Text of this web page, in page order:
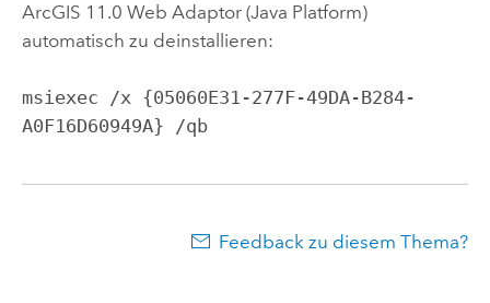
ArcGIS 11.0 Web Adaptor (Java Platform)
automatisch zu deinstallieren:
msiexec /x {05060E31-277F-49DA-B284-
A0F16D60949A} /qb
Feedback zu diesem Thema?